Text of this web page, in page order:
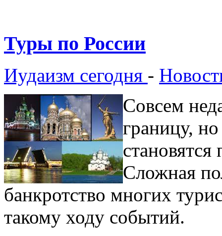
Туры по России
Иудаизм сегодня -
Совсем
границу,
Сложная
банкротство многих
такому ходу событий.